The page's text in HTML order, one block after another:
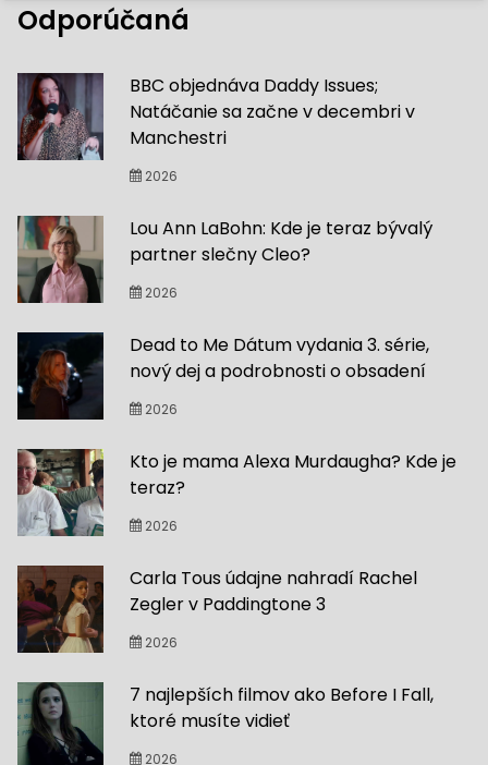
Odporúčaná
BBC objednáva Daddy Issues;
Natáčanie sa začne v decembri v
Manchestri
2026
Lou Ann LaBohn: Kde je teraz bývalý
partner slečny Cleo?
2026
Dead to Me Dátum vydania 3. série,
nový dej a podrobnosti o obsadení
2026
Kto je mama Alexa Murdaugha? Kde je
teraz?
2026
Carla Tous údajne nahradí Rachel
Zegler v Paddingtone 3
2026
7 najlepších filmov ako Before I Fall,
ktoré musíte vidieť
2026